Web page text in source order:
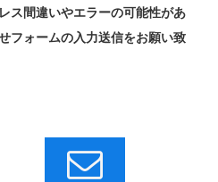
ス間違いやエラーの可能性があ
フォームの入力送信をお願い致